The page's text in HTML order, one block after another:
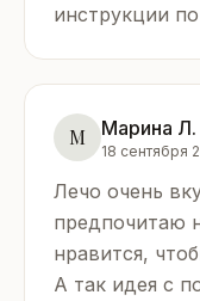
инструкции
М Марина Л.
18 сентября
Лечо очень
предпочитаю
нравится,
А так идея с